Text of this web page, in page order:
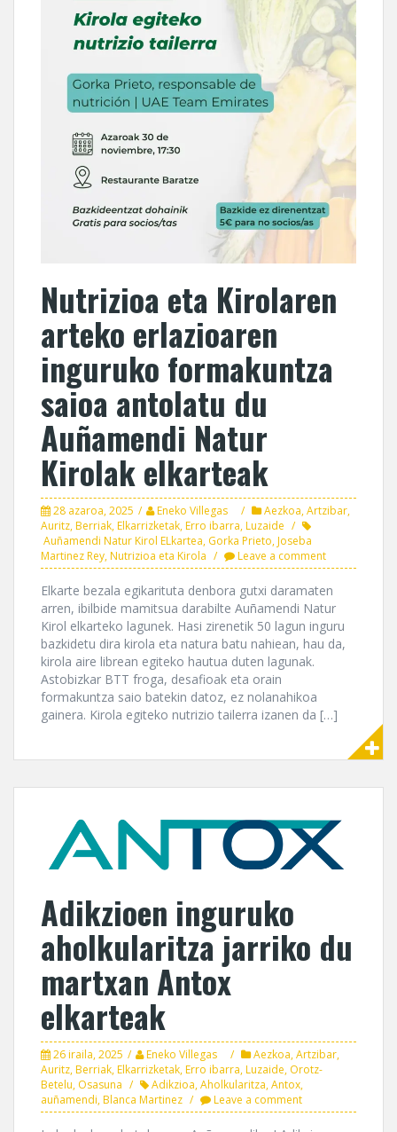
Nutrizioa eta Kirolaren
arteko erlazioaren
inguruko formakuntza
saioa antolatu du
Auñamendi Natur
Kirolak elkarteak
28 azaroa, 2025 Eneko Villegas Aezkoa,Artzibar,
Auritz,Berriak,Elkarrizketak,Erro ibarra,Luzaide
Auñamendi Natur Kirol ELkartea, Gorka Prieto,Joseba
Martinez Rey,Nutrizioa eta Kirola Leave a comment
Elkarte bezala egikarituta denbora gutxi daramaten
arren, ibilbide mamitsua darabilte Auñamendi Natur
Kirol elkarteko lagunek. Hasi zirenetik 50 lagun inguru
bazkidetu dira kirola eta natura batu nahiean, hau da,
kirola aire librean egiteko hautua duten lagunak.
Astobizkar BTT froga, desafioak eta orain
formakuntza saio batekin datoz, ez nolanahikoa
gainera. Kirola egiteko nutrizio tailerra izanen da […]
Adikzioen inguruko
aholkularitza jarriko du
martxan Antox
elkarteak
26 iraila, 2025 Eneko Villegas Aezkoa,Artzibar,
Auritz,Berriak,Elkarrizketak,Erro ibarra,Luzaide, Orotz-
Betelu, Osasuna Adikzioa,Aholkularitza,Antox,
auñamendi,Blanca Martinez Leave a comment